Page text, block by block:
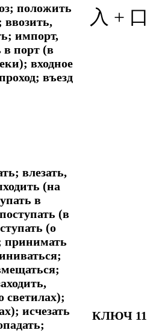
положить
ввозить,
импорт,
в порт (в
входное
въезд
入 + 口
влезать,
(на
в
(в
(о
принимать
светилах);
исчезать
КЛЮЧ 11